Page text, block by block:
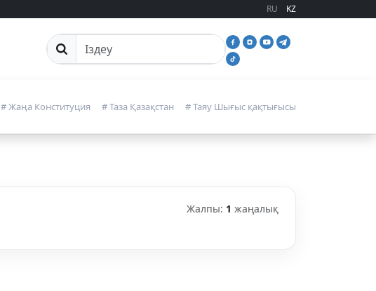
RU KZ
Сайттан іздеу
# Жаңа Конституция # Таза Қазақстан # Таяу Шығыс қақтығысы
Жалпы: 1 жаңалық